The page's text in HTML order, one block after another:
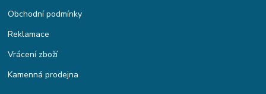
Obchodní podmínky
Reklamace
Vrácení zboží
Kamenná prodejna